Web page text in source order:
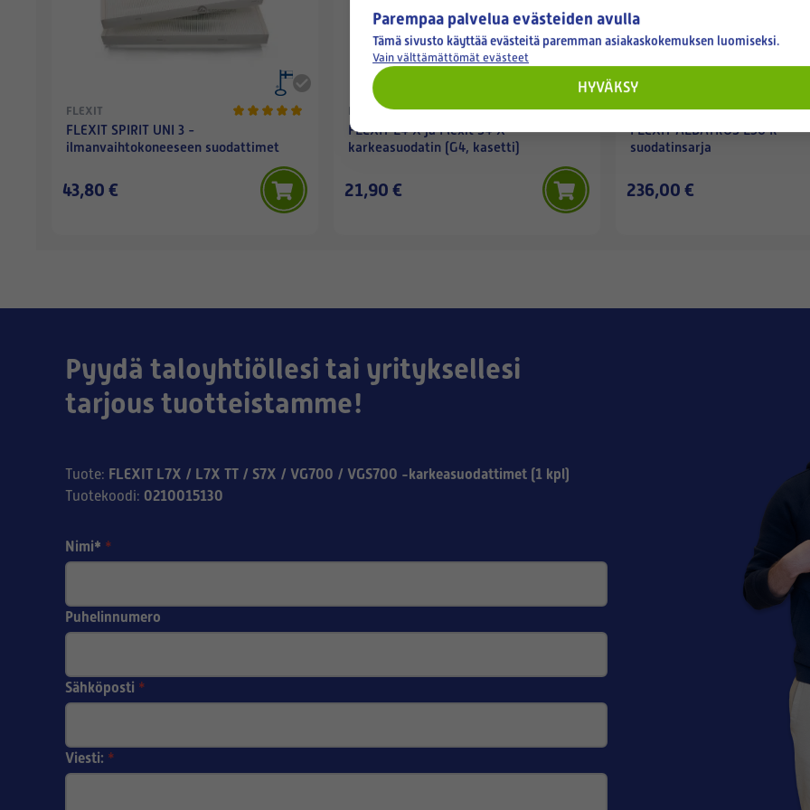
FLEXIT
FLEXIT SPIRIT UNI 3 -
ilmanvaihtokoneeseen suodattimet
43,80 €
FLEXIT
FLEXIT L4 X ja Flexit S4 X -
karkeasuodatin (G4, kasetti)
21,90 €
FLEXIT
FLEXIT ALBATROS L50 R -
suodatinsarja
236,00 €
Pyydä taloyhtiöllesi tai yrityksellesi
tarjous tuotteistamme!
Tuote: FLEXIT L7X / L7X TT / S7X / VG700 / VGS700 -karkeasuodattimet (1 kpl)
Tuotekoodi: 0210015130
Nimi* *
Puhelinnumero
Sähköposti *
Viesti: *
Parempaa palvelua evästeiden avulla
Tämä sivusto käyttää evästeitä paremman asiakaskokemuksen luomiseksi.
Vain välttämättömät evästeet
HYVÄKSY